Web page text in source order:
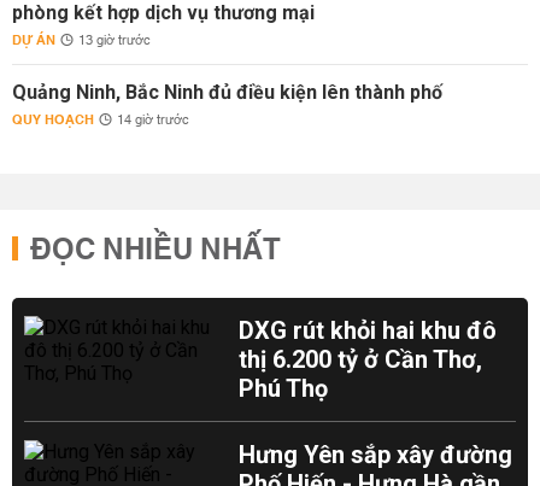
phòng kết hợp dịch vụ thương mại
DỰ ÁN 13 giờ trước
Quảng Ninh, Bắc Ninh đủ điều kiện lên thành phố
QUY HOẠCH 14 giờ trước
ĐỌC NHIỀU NHẤT
DXG rút khỏi hai khu đô
thị 6.200 tỷ ở Cần Thơ,
Phú Thọ
Hưng Yên sắp xây đường